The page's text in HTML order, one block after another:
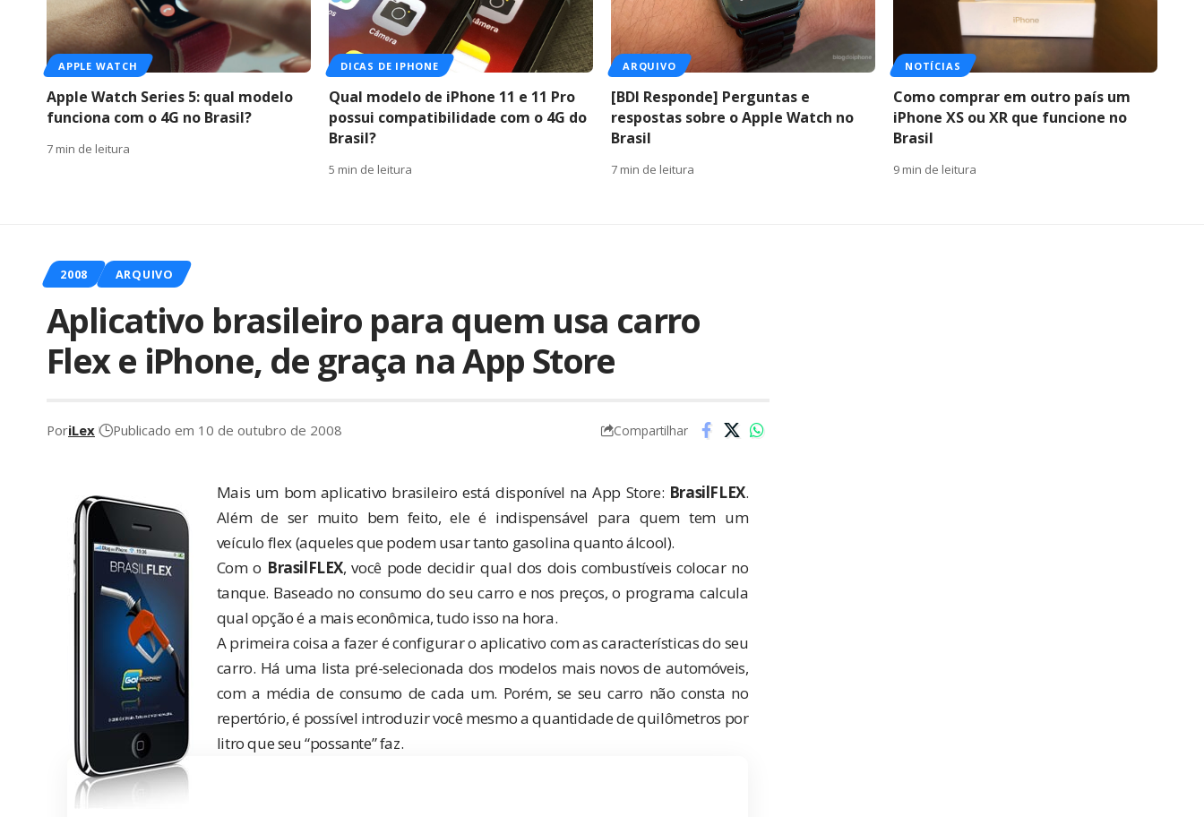
APPLE WATCH
Apple Watch Series 5: qual modelo
funciona com o 4G no Brasil?
7 min de leitura
DICAS DE IPHONE
Qual modelo de iPhone 11 e 11 Pro
possui compatibilidade com o 4G do
Brasil?
5 min de leitura
ARQUIVO
[BDI Responde] Perguntas e
respostas sobre o Apple Watch no
Brasil
7 min de leitura
NOTÍCIAS
Como comprar em outro país um
iPhone XS ou XR que funcione no
Brasil
9 min de leitura
2008 ARQUIVO
Aplicativo brasileiro para quem usa carro
Flex e iPhone, de graça na App Store
PoriLex Publicado em 10 de outubro de 2008 Compartilhar
Mais um bom aplicativo brasileiro está disponível na App Store: BrasilFLEX.
Além de ser muito bem feito, ele é indispensável para quem tem um
veículo flex(aqueles que podem usar tanto gasolina quanto álcool).
Com o BrasilFLEX, você pode decidir qual dos dois combustíveis colocar no
tanque. Baseado no consumo do seu carro e nos preços, o programa calcula
qual opção é a mais econômica, tudo isso na hora.
A primeira coisa a fazer é configurar o aplicativo com as características do seu
carro. Há uma lista pré-selecionada dos modelos mais novos de automóveis,
com a média de consumo de cada um. Porém, se seu carro não consta no
repertório, é possível introduzir você mesmo a quantidade de quilômetros por
litro que seu “possante” faz.